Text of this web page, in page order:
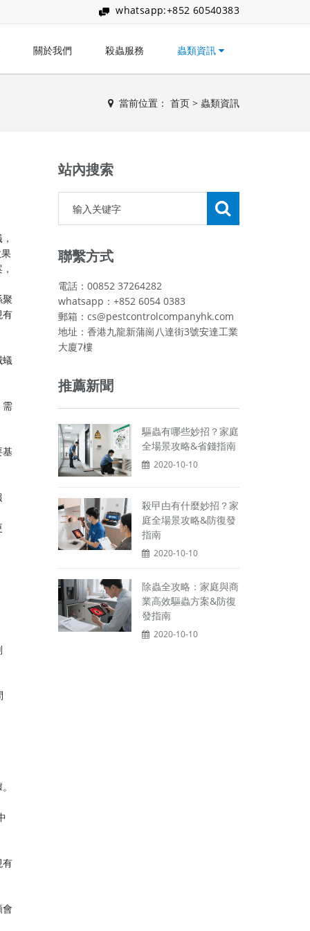
whatsapp:+852 60540383
關於我們 殺蟲服務 蟲類資訊
當前位置： 首页 > 蟲類資訊
有
蟻
需
基
有
站內搜索
聯繫方式
電話：00852 37264282
whatsapp：+852 6054 0383
郵箱：cs@pestcontrolcompanyhk.com
地址：香港九龍新蒲崗八達街3號安達工業
大廈7樓
推薦新聞
驅蟲有哪些妙招？家庭
全場景攻略&省錢指南
2020-10-10
殺曱甴有什麼妙招？家
庭全場景攻略&防復發
指南
2020-10-10
除蟲全攻略：家庭與商
業高效驅蟲方案&防復
發指南
2020-10-10